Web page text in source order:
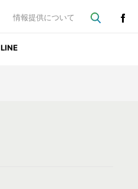
情報提供について
LINE